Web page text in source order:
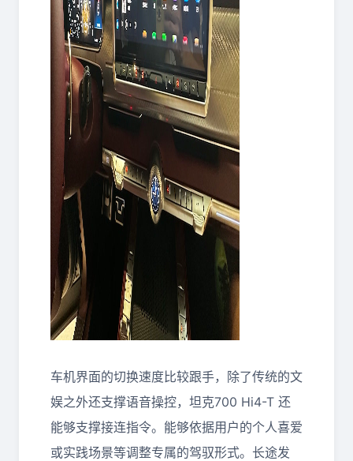
车机界面的切换速度比较跟手，除了传统的文
娱之外还支撑语音操控，坦克700 Hi4-T 还
能够支撑接连指令。能够依据用户的个人喜爱
或实践场景等调整专属的驾驭形式。长途发